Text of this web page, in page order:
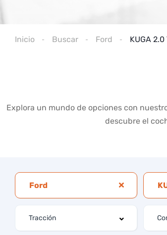
Inicio Buscar Ford KUGA 2.0
Explora un mundo de opciones con
descubre el
Ford